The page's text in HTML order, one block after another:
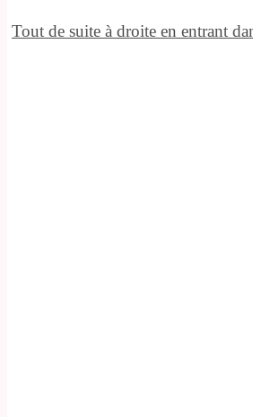
Tout de suite à droite en entrant